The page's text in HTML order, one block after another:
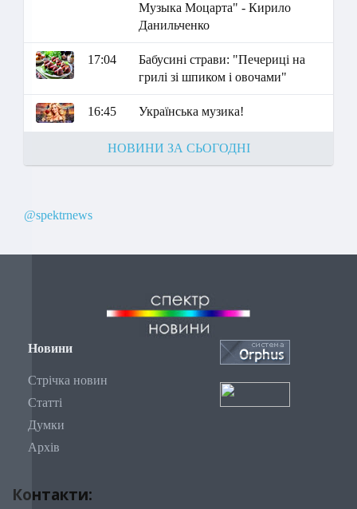
Музыка Моцарта" - Кирило
Данильченко
17:04
Бабусині страви: "Печериці на
грилі зі шпиком і овочами"
16:45 Українська музика!
НОВИНИ ЗА СЬОГОДНІ
@spektrnews
Новини
Стрічка новин
Статті
Думки
Архів
Контакти: